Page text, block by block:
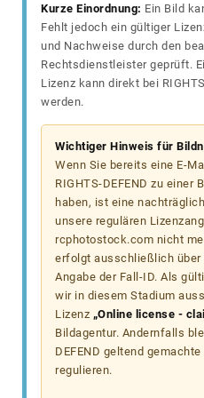
Kurze Einordnung: Ein Bild
Fehlt jedoch ein gültiger
und Nachweise durch den
Rechtsdienstleister geprüft.
Lizenz kann direkt bei
werden.
Wichtiger Hinweis für
Wenn Sie bereits eine E-
RIGHTS-DEFEND zu einer
haben, ist eine
unsere regulären
rcphotostock.com nicht
erfolgt ausschließlich über
Angabe der Fall-ID. Als
wir in diesem Stadium
Lizenz „Online license -
Bildagentur. Andernfalls
DEFEND geltend
regulieren.